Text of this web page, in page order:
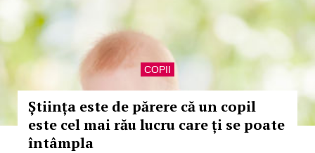
COPII
Știința este de părere că un copil
este cel mai rău lucru care ți se poate
întâmpla